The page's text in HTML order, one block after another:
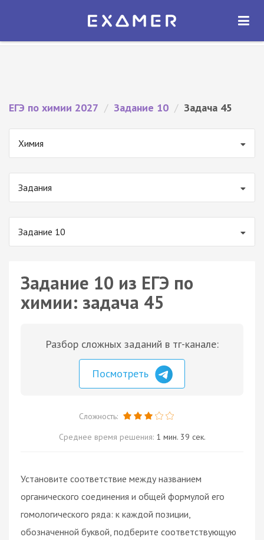
Экзамер — ЕГЭ 2027
ОТКРЫТЬ
ЕГЭ по химии 2027 / Задание 10 / Задача 45
Химия
Задания
Задание 10
Задание 10 из ЕГЭ по
химии: задача 45
Разбор сложных заданий в тг-канале:
Посмотреть
Сложность:
Среднее время решения: 1 мин. 39 сек.
Установите соответствие между названием
органического соединения и общей формулой его
гомологического ряда: к каждой позиции,
обозначенной буквой, подберите соответствующую